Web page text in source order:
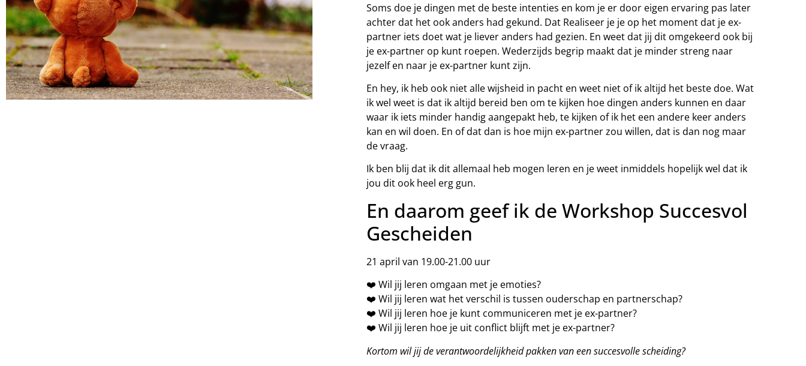
Soms doe je dingen met de beste intenties en kom je er door eigen ervaring pas later
achter dat het ook anders had gekund. Dat Realiseer je je op het moment dat je ex-
partner iets doet wat je liever anders had gezien. En weet dat jij dit omgekeerd ook bij
je ex-partner op kunt roepen. Wederzijds begrip maakt dat je minder streng naar
jezelf en naar je ex-partner kunt zijn.
En hey, ik heb ook niet alle wijsheid in pacht en weet niet of ik altijd het beste doe. Wat
ik wel weet is dat ik altijd bereid ben om te kijken hoe dingen anders kunnen en daar
waar ik iets minder handig aangepakt heb, te kijken of ik het een andere keer anders
kan en wil doen. En of dat dan is hoe mijn ex-partner zou willen, dat is dan nog maar
de vraag.
Ik ben blij dat ik dit allemaal heb mogen leren en je weet inmiddels hopelijk wel dat ik
jou dit ook heel erg gun.
En daarom geef ik de Workshop Succesvol
Gescheiden
21 april van 19.00-21.00 uur
❤️ Wil jij leren omgaan met je emoties?
❤️ Wil jij leren wat het verschil is tussen ouderschap en partnerschap?
❤️ Wil jij leren hoe je kunt communiceren met je ex-partner?
❤️ Wil jij leren hoe je uit conflict blijft met je ex-partner?
Kortom wil jij de verantwoordelijkheid pakken van een succesvolle scheiding?